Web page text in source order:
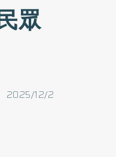
眾
2025/12/2